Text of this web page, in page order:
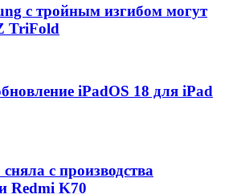
с тройным изгибом могут
TriFold
iPadOS 18 для iPad
с производства
Redmi K70